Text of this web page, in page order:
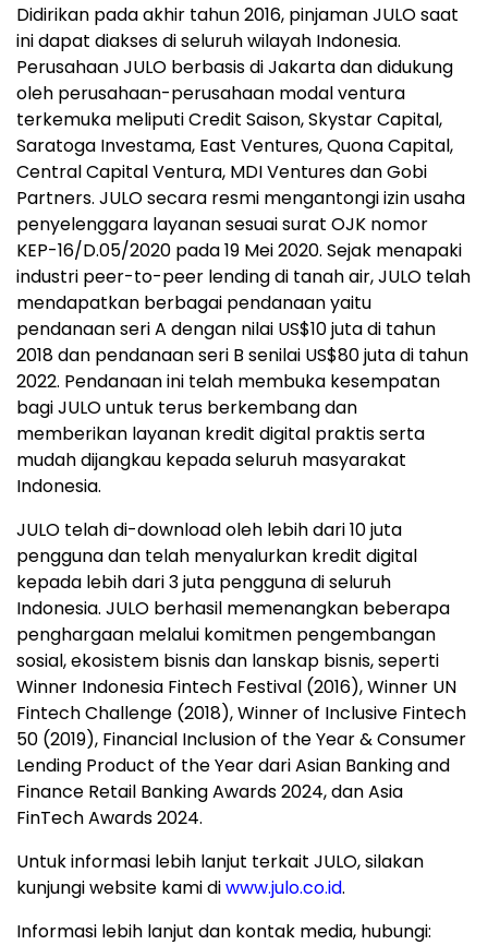
Didirikan pada akhir tahun 2016, pinjaman JULO saat
ini dapat diakses di seluruh wilayah Indonesia.
Perusahaan JULO berbasis di Jakarta dan didukung
oleh perusahaan-perusahaan modal ventura
terkemuka meliputi Credit Saison, Skystar Capital,
Saratoga Investama, East Ventures, Quona Capital,
Central Capital Ventura, MDI Ventures dan Gobi
Partners. JULO secara resmi mengantongi izin usaha
penyelenggara layanan sesuai surat OJK nomor
KEP-16/D.05/2020 pada 19 Mei 2020. Sejak menapaki
industri peer-to-peer lending di tanah air, JULO telah
mendapatkan berbagai pendanaan yaitu
pendanaan seri A dengan nilai US$10 juta di tahun
2018 dan pendanaan seri B senilai US$80 juta di tahun
2022. Pendanaan ini telah membuka kesempatan
bagi JULO untuk terus berkembang dan
memberikan layanan kredit digital praktis serta
mudah dijangkau kepada seluruh masyarakat
Indonesia.
JULO telah di-download oleh lebih dari 10 juta
pengguna dan telah menyalurkan kredit digital
kepada lebih dari 3 juta pengguna di seluruh
Indonesia. JULO berhasil memenangkan beberapa
penghargaan melalui komitmen pengembangan
sosial, ekosistem bisnis dan lanskap bisnis, seperti
Winner Indonesia Fintech Festival (2016), Winner UN
Fintech Challenge (2018), Winner of Inclusive Fintech
50 (2019), Financial Inclusion of the Year & Consumer
Lending Product of the Year dari Asian Banking and
Finance Retail Banking Awards 2024, dan Asia
FinTech Awards 2024.
Untuk informasi lebih lanjut terkait JULO, silakan
kunjungi website kami diwww.julo.co.id.
Informasi lebih lanjut dan kontak media, hubungi: